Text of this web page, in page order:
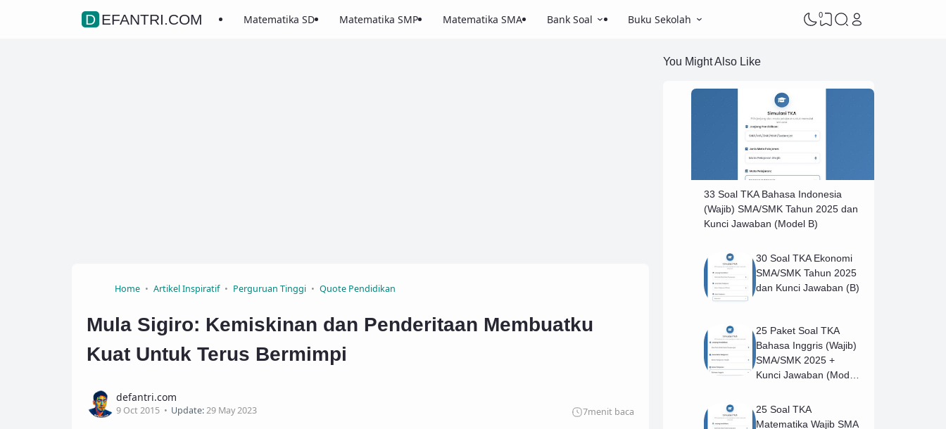
DEFANTRI.COM Matematika SD Matematika SMP Matematika SMA Bank Soal Buku Sekolah 0
Home Artikel Inspiratif Perguruan Tinggi Quote Pendidikan
Mula Sigiro: Kemiskinan dan Penderitaan Membuatku
Kuat Untuk Terus Bermimpi
defantri.com
9 Oct 2015 Update:29 May 2023 7menit baca
You Might Also Like
33 Soal TKA Bahasa Indonesia
(Wajib) SMA/SMK Tahun 2025 dan
Kunci Jawaban (Model B)
30 Soal TKA Ekonomi
SMA/SMK Tahun 2025
dan Kunci Jawaban (B)
25 Paket Soal TKA
Bahasa Inggris (Wajib)
SMA/SMK 2025 +
Kunci Jawaban (Model
25 Soal TKA
Matematika Wajib SMA